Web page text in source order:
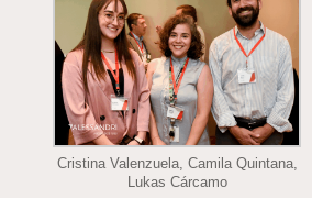
Cristina Valenzuela, Camila Quintana,
Lukas Cárcamo